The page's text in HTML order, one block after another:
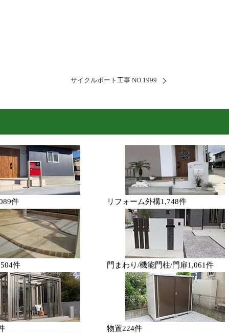
サイクルポート工事 NO.1999
件 リフォーム外構1,748件
504件 門まわり/機能門柱/門扉1,061件
物置224件